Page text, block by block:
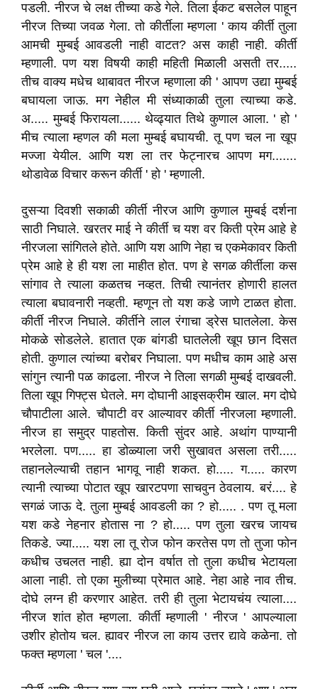
पडली. नीरज चे लक्ष तीच्या कडे गेले. तिला ईकट बसलेल पाहून
नीरज तिच्या जवळ गेला. तो कीर्तीला म्हणला ' काय कीर्ती तुला
आमची मुम्बई आवडली नाही वाटत? अस काही नाही. कीर्ती
म्हणाली. पण यश विषयी काही महिती मिळाली असती तर.....
तीच वाक्य मधेच थाबावत नीरज म्हणाला की ' आपण उद्या मुम्बई
बघायला जाऊ. मग नेहील मी संध्याकाळी तुला त्याच्या कडे.
अ..... मुम्बई फिरायला...... थेव्ढ्यात तिथे कुणाल आला. ' हो '
मीच त्याला म्हणल की मला मुम्बई बघायची. तू पण चल ना खूप
मज्जा येयील. आणि यश ला तर फेट्नारच आपण मग.......
थोडावेळ विचार करून कीर्ती ' हो ' म्हणाली.
दुसऱ्या दिवशी सकाळी कीर्ती नीरज आणि कुणाल मुम्बई दर्शना
साठी निघाले. खरतर माई ने कीर्ती च यश वर किती प्रेम आहे हे
नीरजला सांगितले होते. आणि यश आणि नेहा च एकमेकावर किती
प्रेम आहे हे ही यश ला माहीत होत. पण हे सगळ कीर्तीला कस
सांगाव ते त्याला कळतच नव्हत. तिची त्यानंतर होणारी हालत
त्याला बघावनारी नव्हती. म्हणून तो यश कडे जाणे टाळत होता.
कीर्ती नीरज निघाले. कीर्तीने लाल रंगाचा ड्रेस घातलेला. केस
मोकळे सोडलेले. हातात एक बांगडी घातलेली खूप छान दिसत
होती. कुणाल त्यांच्या बरोबर निघाला. पण मधीच काम आहे अस
सांगुन त्यानी पळ काढला. नीरज ने तिला सगळी मुम्बई दाखवली.
तिला खूप गिफ्ट्स घेतले. मग दोघानी आइसक्रीम खाल. मग दोघे
चौपाटीला आले. चौपाटी वर आल्यावर कीर्ती नीरजला म्हणाली.
नीरज हा समुद्र पाहतोस. किती सुंदर आहे. अथांग पाण्यानी
भरलेला. पण..... हा डोळ्याला जरी सुखावत असला तरी.....
तहानलेल्याची तहान भागवू नाही शकत. हो..... ग..... कारण
त्यानी त्याच्या पोटात खूप खारटपणा साचवुन ठेवलाय. बरं.... हे
सगळं जाऊ दे. तुला मुम्बई आवडली का ? हो..... . पण तू मला
यश कडे नेहनार होतास ना ? हो..... पण तुला खरच जायच
तिकडे. ज्या..... यश ला तू रोज फोन करतेस पण तो तुजा फोन
कधीच उचलत नाही. ह्या दोन वर्षात तो तुला कधीच भेटायला
आला नाही. तो एका मुलीच्या प्रेमात आहे. नेहा आहे नाव तीच.
दोघे लग्न ही करणार आहेत. तरी ही तुला भेटायचंय त्याला....
नीरज शांत होत म्हणला. कीर्ती म्हणाली ' नीरज ' आपल्याला
उशीर होतोय चल. ह्यावर नीरज ला काय उत्तर द्यावे कळेना. तो
फक्त म्हणला ' चल '....